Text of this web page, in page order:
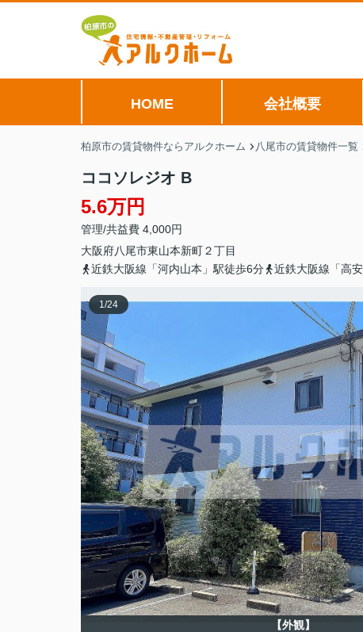
HOME 会社概要
柏原市の賃貸物件ならアルクホーム 八尾市の賃貸物件一覧
ココソレジオ B
5.6万円
管理/共益費 4,000円
大阪府八尾市東山本新町２丁目
近鉄大阪線「河内山本」駅徒歩6分
近鉄大阪線「高
1/24
【外観】